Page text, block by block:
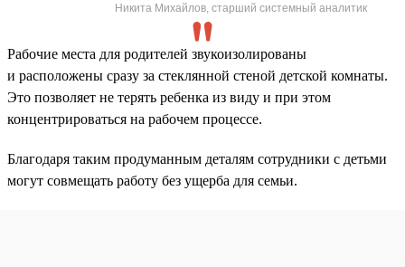
Никита Михайлов, старший системный аналитик
Рабочие места для родителей звукоизолированы
и расположены сразу за стеклянной стеной детской комнаты.
Это позволяет не терять ребенка из виду и при этом
концентрироваться на рабочем процессе.
Благодаря таким продуманным деталям сотрудники с детьми
могут совмещать работу без ущерба для семьи.